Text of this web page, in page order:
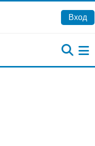
Вход